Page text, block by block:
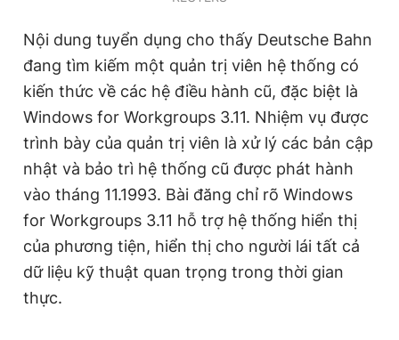
© 2003-2026 Bản quyền thuộc về Báo Thanh Niên. Cấm sao
chép dưới mọi hình thức nếu không có sự chấp thuận bằng văn
bản. Phát triển bởi ePi Technologies, JSC.
Nội dung tuyển dụng cho thấy Deutsche Bahn
đang tìm kiếm một quản trị viên hệ thống có
kiến thức về các hệ điều hành cũ, đặc biệt là
Windows for Workgroups 3.11. Nhiệm vụ được
trình bày của quản trị viên là xử lý các bản cập
nhật và bảo trì hệ thống cũ được phát hành
vào tháng 11.1993. Bài đăng chỉ rõ Windows
for Workgroups 3.11 hỗ trợ hệ thống hiển thị
của phương tiện, hiển thị cho người lái tất cả
dữ liệu kỹ thuật quan trọng trong thời gian
thực.